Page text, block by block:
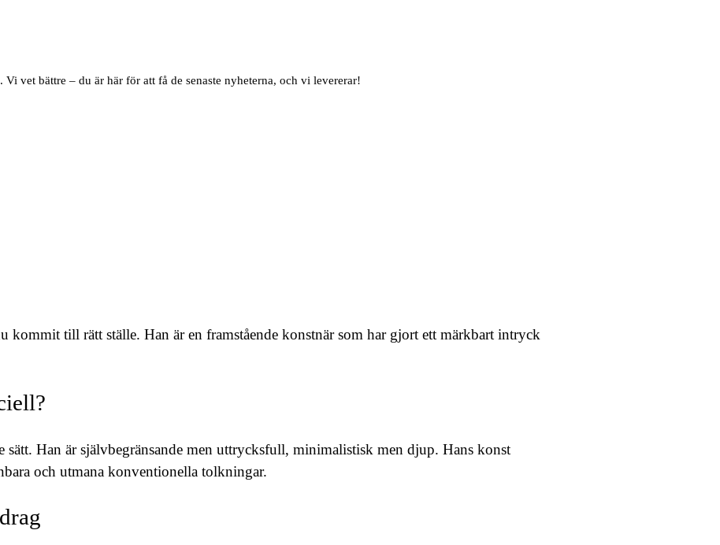
vet bättre – du är här för att få de senaste nyheterna, och vi levererar!
kommit till rätt ställe. Han är en framstående konstnär som har gjort ett märkbart intryck
Han är självbegränsande men uttrycksfull, minimalistisk men djup. Hans konst
och utmana konventionella tolkningar.